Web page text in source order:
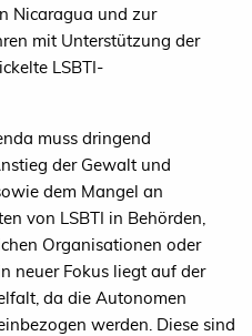
Nicaragua und zur
mit Unterstützung der
LSBTI-
muss dringend
der Gewalt und
dem Mangel an
von LSBTI in Behörden,
Organisationen oder
neuer Fokus liegt auf der
da die Autonomen
werden. Diese sind